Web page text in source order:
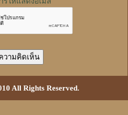
All Rights Reserved.